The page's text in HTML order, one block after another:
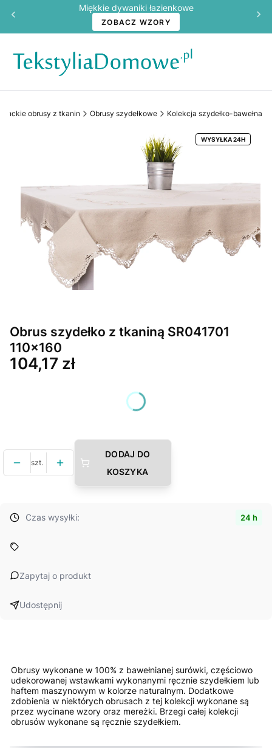
Miękkie dywaniki łazienkowe
ZOBACZ WZORY
obrusy z tkanin Obrusy szydełkowe Kolekcja szydełko-bawełna
WYSYŁKA 24H
Obrus szydełko z tkaniną SR041701
110x160
Cena
104,17 zł
Poszczególne warianty mogą różnić się ceną
szt.
DODAJ DO
KOSZYKA
Czas wysyłki: 24 h
Zapytaj o produkt
Udostępnij
Obrusy wykonane w 100% z bawełnianej surówki, częściowo
udekorowanej wstawkami wykonanymi ręcznie szydełkiem lub
haftem maszynowym w kolorze naturalnym. Dodatkowe
zdobienia w niektórych obrusach z tej kolekcji wykonane są
przez wycinane wzory oraz mereżki. Brzegi całej kolekcji
obrusów wykonane są ręcznie szydełkiem.